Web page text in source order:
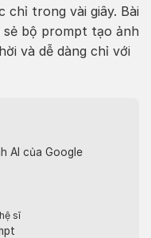
trong vài giây. Bài
sẻ bộ prompt tạo ảnh
và dễ dàng chỉ với
AI của Google
sĩ